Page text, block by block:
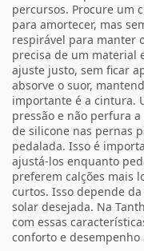
percursos. Procure um
para amortecer, mas
respirável para manter
precisa de um material
ajuste justo, sem ficar
absorve o suor,
importante é a cintura.
pressão e não perfura
de silicone nas pernas
pedalada. Isso é
ajustá-los enquanto
preferem calções mais
curtos. Isso depende
solar desejada. Na
com essas
conforto e desempenho